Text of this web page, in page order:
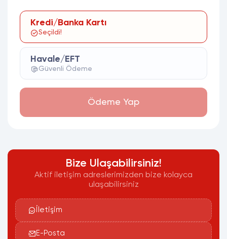
Kredi/Banka Kartı
Seçildi!
Havale/EFT
Güvenli Ödeme
Ödeme Yap
Bize Ulaşabilirsiniz!
Aktif iletişim adreslerimizden bize kolayca
ulaşabilirsiniz
İletişim
E-Posta